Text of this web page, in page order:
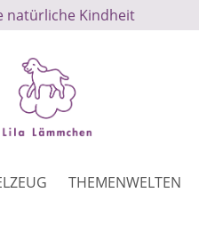
natürliche Kindheit
THEMENWELTEN